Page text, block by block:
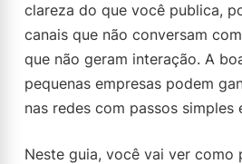
clareza do que você publica,
canais que não conversam
que não geram interação. A
pequenas empresas podem
nas redes com passos simples
Neste guia, você vai ver como